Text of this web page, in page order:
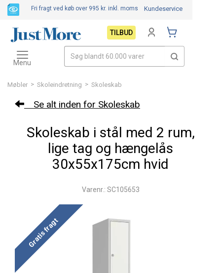
Møbler > Skoleindretning > Skoleskab
Se alt inden for Skoleskab
Skoleskab i stål med 2 rum,
lige tag og hængelås
30x55x175cm hvid
Varenr.: SC105653
Gratis fragt
Fri fragt ved køb over 995 kr. inkl. moms Kundeservice
TILBUD
Toggle
navigation
Menu